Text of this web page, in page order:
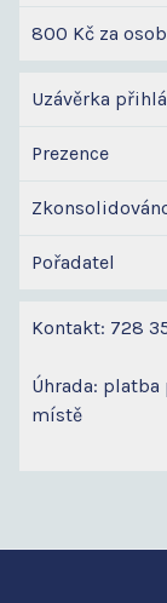
800 Kč za
Uzávěrka
Prezence
Pořadatel
Kontakt: 728
Úhrada:
místě